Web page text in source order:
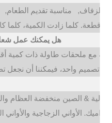
الزفاف, مناسبة تقديم الطعام,
هل يمكنك عمل
إذا كانت اللوحات الرئيسية أكثر من 500 قطعة مع ملحقات
عالية & الصين منخفضة العظام
الأواني الزجاجية والأواني